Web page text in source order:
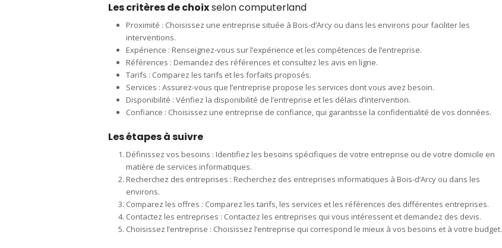
Les critères de choixselon computerland
Proximité : Choisissez une entreprise située à Bois-d’Arcy ou dans les environs pour faciliter les
interventions.
Expérience : Renseignez-vous sur l’expérience et les compétences de l’entreprise.
Références : Demandez des références et consultez les avis en ligne.
Tarifs : Comparez les tarifs et les forfaits proposés.
Services : Assurez-vous que l’entreprise propose les services dont vous avez besoin.
Disponibilité : Vérifiez la disponibilité de l’entreprise et les délais d’intervention.
Confiance : Choisissez une entreprise de confiance, qui garantisse la confidentialité de vos données.
Les étapes à suivre
Définissez vos besoins : Identifiez les besoins spécifiques de votre entreprise ou de votre domicile en
matière de services informatiques.
Recherchez des entreprises : Recherchez des entreprises informatiques à Bois-d’Arcy ou dans les
environs.
Comparez les offres : Comparez les tarifs, les services et les références des différentes entreprises.
Contactez les entreprises : Contactez les entreprises qui vous intéressent et demandez des devis.
Choisissez l’entreprise : Choisissez l’entreprise qui correspond le mieux à vos besoins et à votre budget.